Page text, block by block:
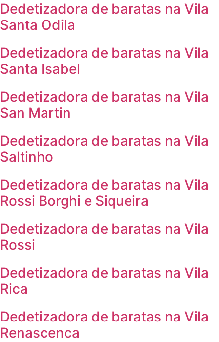
Dedetizadora de baratas na Vila
Santa Odila
Dedetizadora de baratas na Vila
Santa Isabel
Dedetizadora de baratas na Vila
San Martin
Dedetizadora de baratas na Vila
Saltinho
Dedetizadora de baratas na Vila
Rossi Borghi e Siqueira
Dedetizadora de baratas na Vila
Rossi
Dedetizadora de baratas na Vila
Rica
Dedetizadora de baratas na Vila
Renascenca